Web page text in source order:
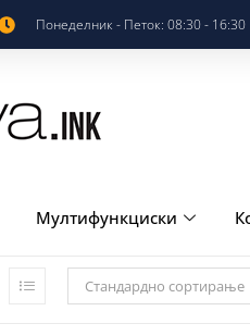
Понеделник - Петок: 08:30 - 16:30
Мултифункциски
Стандардно сортирање